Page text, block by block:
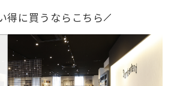
得に買うならこちら